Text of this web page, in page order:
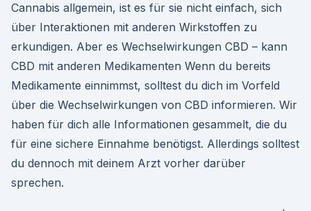
Cannabis allgemein, ist es für sie nicht einfach, sich
über Interaktionen mit anderen Wirkstoffen zu
erkundigen. Aber es Wechselwirkungen CBD – kann
CBD mit anderen Medikamenten Wenn du bereits
Medikamente einnimmst, solltest du dich im Vorfeld
über die Wechselwirkungen von CBD informieren. Wir
haben für dich alle Informationen gesammelt, die du
für eine sichere Einnahme benötigst. Allerdings solltest
du dennoch mit deinem Arzt vorher darüber
sprechen.